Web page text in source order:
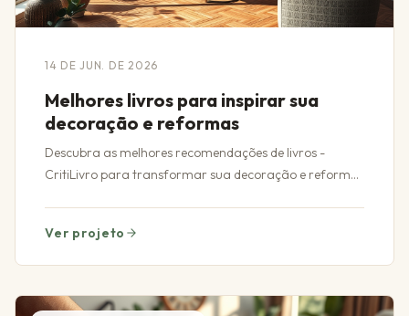
14 DE JUN. DE 2026
Melhores livros para inspirar sua
decoração e reformas
Descubra as melhores recomendações de livros -
CritiLivro para transformar sua decoração e reformas
Ver projeto